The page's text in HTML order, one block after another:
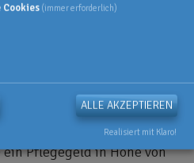
der Pflegebedürftige
Pflegegeld in Höhe von
Cookies (immer erforderlich)
ALLE AKZEPTIEREN
Realisiert mit Klaro!